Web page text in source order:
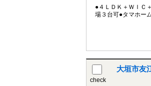
●４ＬＤＫ＋ＷＩＣ
場３台可●タマホー
check
大垣市友